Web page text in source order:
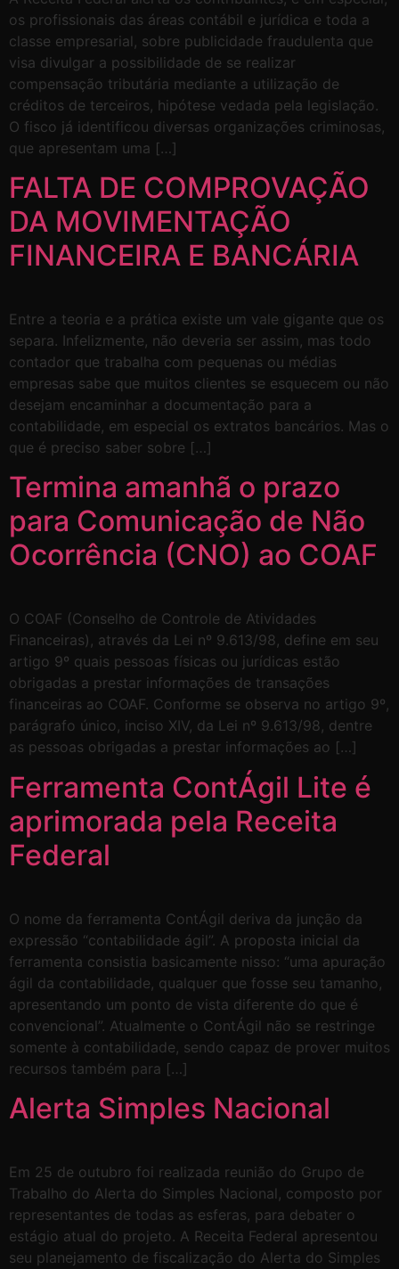
os profissionais das áreas contábil e jurídica e toda a
classe empresarial, sobre publicidade fraudulenta que
visa divulgar a possibilidade de se realizar
compensação tributária mediante a utilização de
créditos de terceiros, hipótese vedada pela legislação.
O fisco já identificou diversas organizações criminosas,
que apresentam uma […]
FALTA DE COMPROVAÇÃO
DA MOVIMENTAÇÃO
FINANCEIRA E BANCÁRIA
Entre a teoria e a prática existe um vale gigante que os
separa. Infelizmente, não deveria ser assim, mas todo
contador que trabalha com pequenas ou médias
empresas sabe que muitos clientes se esquecem ou não
desejam encaminhar a documentação para a
contabilidade, em especial os extratos bancários. Mas o
que é preciso saber sobre […]
Termina amanhã o prazo
para Comunicação de Não
Ocorrência (CNO) ao COAF
O COAF (Conselho de Controle de Atividades
Financeiras), através da Lei nº 9.613/98, define em seu
artigo 9º quais pessoas físicas ou jurídicas estão
obrigadas a prestar informações de transações
financeiras ao COAF. Conforme se observa no artigo 9º,
parágrafo único, inciso XIV, da Lei nº 9.613/98, dentre
as pessoas obrigadas a prestar informações ao […]
Ferramenta ContÁgil Lite é
aprimorada pela Receita
Federal
O nome da ferramenta ContÁgil deriva da junção da
expressão “contabilidade ágil”. A proposta inicial da
ferramenta consistia basicamente nisso: “uma apuração
ágil da contabilidade, qualquer que fosse seu tamanho,
apresentando um ponto de vista diferente do que é
convencional”. Atualmente o ContÁgil não se restringe
somente à contabilidade, sendo capaz de prover muitos
recursos também para […]
Alerta Simples Nacional
Em 25 de outubro foi realizada reunião do Grupo de
Trabalho do Alerta do Simples Nacional, composto por
representantes de todas as esferas, para debater o
estágio atual do projeto. A Receita Federal apresentou
seu planejamento de fiscalização do Alerta do Simples